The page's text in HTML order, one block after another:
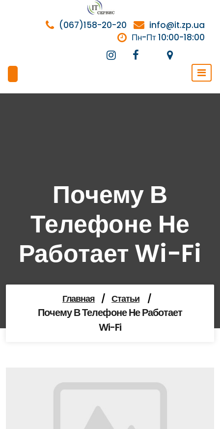
содержимому
info@it.zp.ua
(067)158-20-20
Пн-Пт 10:00-18:00
Почему В
Телефоне Не
Работает Wi-Fi
Главная / Статьи /
Почему В Телефоне Не Работает
Wi-Fi